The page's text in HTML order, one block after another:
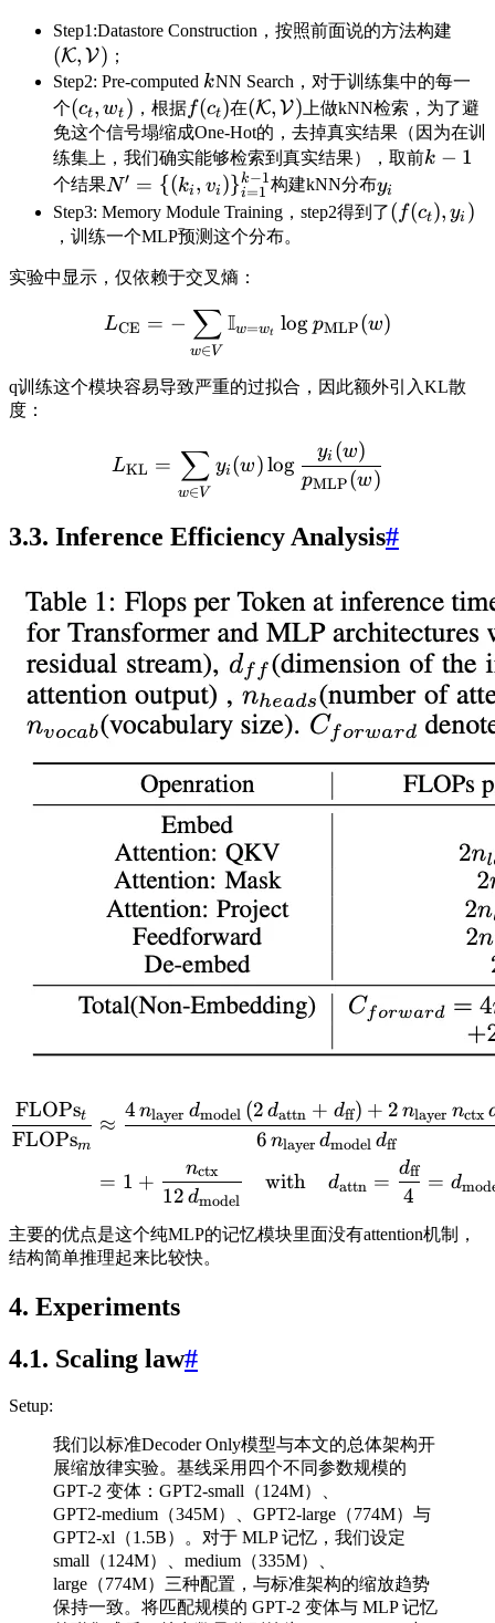
Step1:Datastore Construction，按照前面说的方法构建
(K, V) ；
Step2: Pre-computed kNN Search，对于训练集中的每一
个(ct, wt ) ，根据f(ct)在(K, V)上做kNN检索，为了避
免这个信号塌缩成One-Hot的，去掉真实结果（因为在训
练集上，我们确实能够检索到真实结果），取前k − 1
个结果N′ = {(ki , vi )}i=1
k−1构建kNN分布yi
Step3: Memory Module Training，step2得到了( f(ct), yi )
，训练一个MLP预测这个分布。
实验中显示，仅依赖于交叉熵：
LCE = −
w∈V
∑Iw=wt log pMLP(w)
q训练这个模块容易导致严重的过拟合，因此额外引入KL散
度：
LKL =
w∈V
∑ yi (w)log
pMLP(w)
yi (w)
3.3. Inference Efficiency Analysis#
FLOPsm
FLOPst ≈
6 nlayer dmodel dff
4 nlayer dmodel (2 dattn + dff) + 2 nlayer nctx
= 1 +
12 dmodel
nctx with dattn =
4
dff = d
主要的优点是这个纯MLP的记忆模块里面没有attention机制，
结构简单推理起来比较快。
4. Experiments
4.1. Scaling law#
Setup:
我们以标准Decoder Only模型与本文的总体架构开
展缩放律实验。基线采用四个不同参数规模的
GPT‑2 变体：GPT2‑small（124M）、
GPT2‑medium（345M）、GPT2‑large（774M）与
GPT2‑xl（1.5B）。对于 MLP 记忆，我们设定
small（124M）、medium（335M）、
large（774M）三种配置，与标准架构的缩放趋势
保持一致。将匹配规模的 GPT‑2 变体与 MLP 记忆